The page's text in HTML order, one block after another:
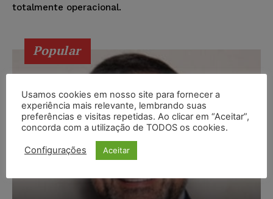
totalmente operacional.
Popular
Usamos cookies em nosso site para fornecer a
experiência mais relevante, lembrando suas
preferências e visitas repetidas. Ao clicar em “Aceitar”,
concorda com a utilização de TODOS os cookies.
Configurações Aceitar